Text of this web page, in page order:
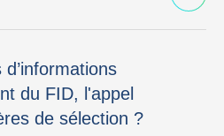
du FID, l'appel
de sélection ?